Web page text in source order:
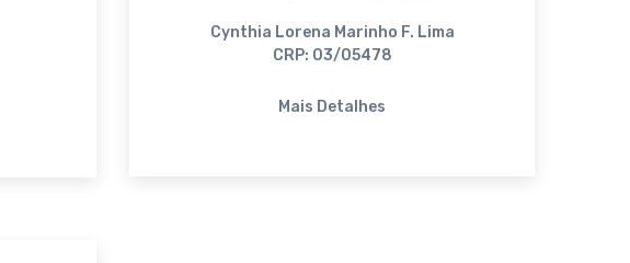
Cynthia Lorena Marinho F. Lima
CRP: 03/05478
Mais Detalhes